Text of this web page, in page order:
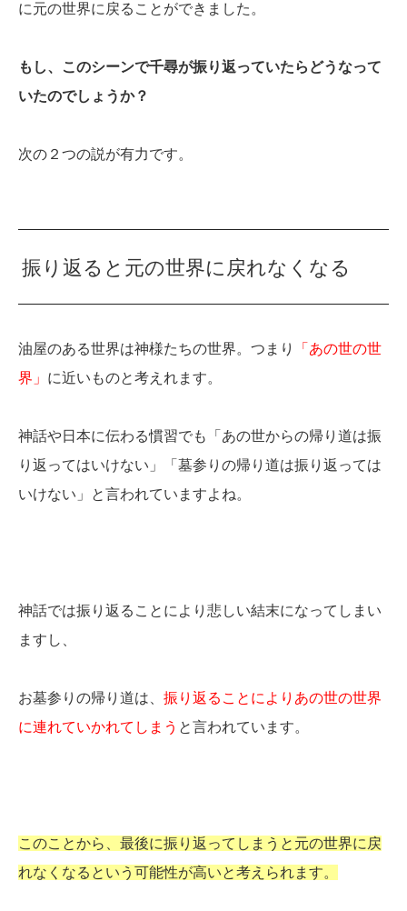
に元の世界に戻ることができました。
もし、このシーンで千尋が振り返っていたらどうなって
いたのでしょうか？
次の２つの説が有力です。
振り返ると元の世界に戻れなくなる
油屋のある世界は神様たちの世界。つまり
「あの世の世
界」 に近いものと考えれます。
神話や日本に伝わる慣習でも「あの世からの帰り道は振
り返ってはいけない」「墓参りの帰り道は振り返っては
いけない」と言われていますよね。
神話では振り返ることにより悲しい結末になってしまい
ますし、
お墓参りの帰り道は、 振り返ることによりあの世の世界
に連れていかれてしまう と言われています。
このことから、最後に振り返ってしまうと元の世界に戻
れなくなるという可能性が高いと考えられます。